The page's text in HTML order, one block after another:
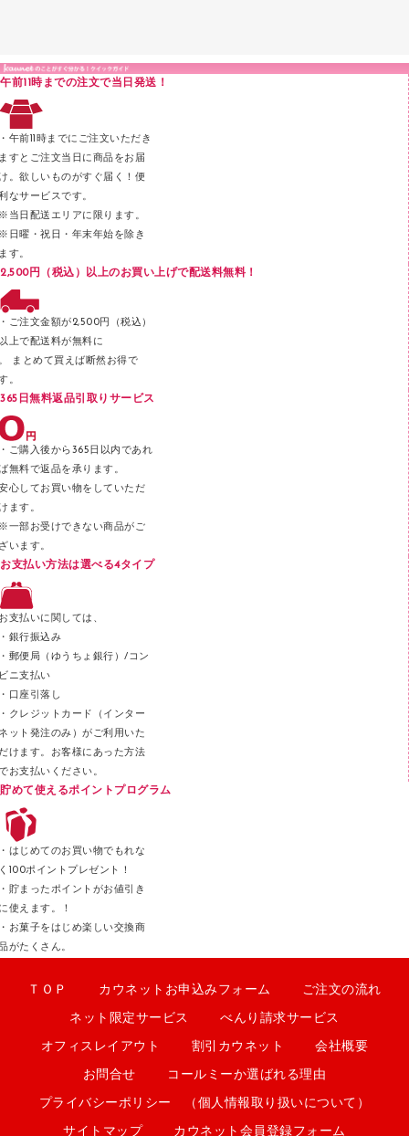
Ｚ式ファイル
２穴リフィル・２穴インデックス
印章用品
ラベル類
メンディングテープ
メッシュケース／ペンケース
フロアケース
ブックエンド／ブックスタンド
パンチ
テープカッター
その他文具
セロハンテープ
スティックのり
クリップ
カッター
午前11時までの注文で当日発送！
午前11時までにご注文いただき
すとご注文当日に商品をお届
。欲しいものがすぐ届く！便
なサービスです。
当日配送エリアに限ります。
日曜・祝日・年末年始を除き
す。
2,500円（税込）以上のお買い上げで配送料無料！
ご注文金額が2,500円（税込）
上で配送料が無料に
まとめて買えば断然お得で
。
365日無料返品引取りサービス
ご購入後から365日以内であれ
無料で返品を承ります。
心してお買い物をしていただ
ます。
一部お受けできない商品がご
います。
お支払い方法は選べる4タイプ
支払いに関しては、
銀行振込み
郵便局（ゆうちょ銀行）/コン
ニ支払い
口座引落し
クレジットカード（インター
ット発注のみ）がご利用いた
けます。お客様にあった方法
お支払いください。
貯めて使えるポイントプログラム
はじめてのお買い物でもれな
100ポイントプレゼント！
貯まったポイントがお値引き
使えます。！
お菓子をはじめ楽しい交換商
がたくさん。
ＴＯＰ カウネットお申込みフォーム ご注文の流れ
ネット限定サービス べんり請求サービス
オフィスレイアウト 割引カウネット 会社概要
お問合せ コールミーか選ばれる理由
プライバシーポリシー （個人情報取り扱いについて）
サイトマップ カウネット会員登録フォーム